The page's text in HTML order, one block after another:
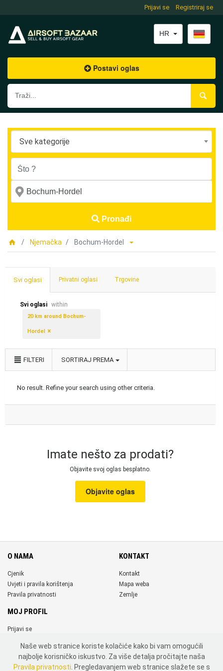
Prijavi se Registriraj se
HR
Postavi oglas
Sve kategorije
Pronađi
Njemačka Bochum-Hordel
Svi oglasi Privatni oglasi Trgovine
Svi oglasi within
20 km around Bochum-
Hordel
FILTERI SORTIRAJ PREMA
No result. Refine your search using other criteria.
Imate nešto za prodati?
Objavite svoj oglas besplatno.
Objavite oglas
O NAMA
Cjenik
Uvjeti i pravila korištenja
Pravila privatnosti
KONTAKT
Kontakt
Mapa weba
Zemlje
MOJ PROFIL
Prijavi se
DRUŠTVENE MREŽE
Naše web stranice koriste kolačiće kako bi vam omogućili
najbolje korisničko iskustvo. Za više detalja pročitajte naša
Pravila privatnosti . Pregledavanjem web stranice slažete se s